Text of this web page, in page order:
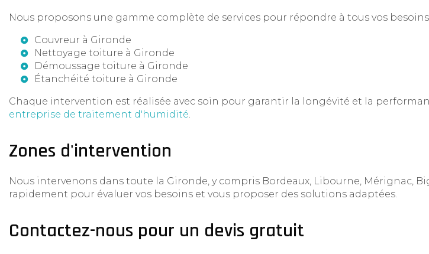
Nous proposons une gamme complète de services pour répondre à tous vos
Couvreur à Gironde
Nettoyage toiture à Gironde
Démoussage toiture à Gironde
Étanchéité toiture à Gironde
Chaque intervention est réalisée avec soin pour garantir la longévité et la
entreprise de traitement d'humidité
Zones d'intervention
Nous intervenons dans toute la Gironde, y compris Bordeaux, Libourne, Mérignac,
rapidement pour évaluer vos besoins et vous proposer des solutions adaptées.
Contactez-nous pour un devis gratuit